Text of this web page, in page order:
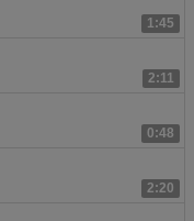
1:45
2:11
0:48
2:20